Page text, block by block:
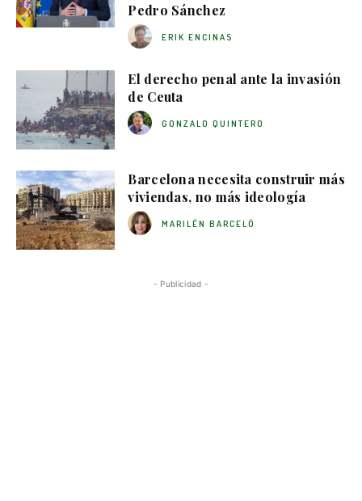
Pedro Sánchez
ERIK ENCINAS
El derecho penal ante la invasión
de Ceuta
GONZALO QUINTERO
Barcelona necesita construir más
viviendas, no más ideología
MARILÉN BARCELÓ
- Publicidad -